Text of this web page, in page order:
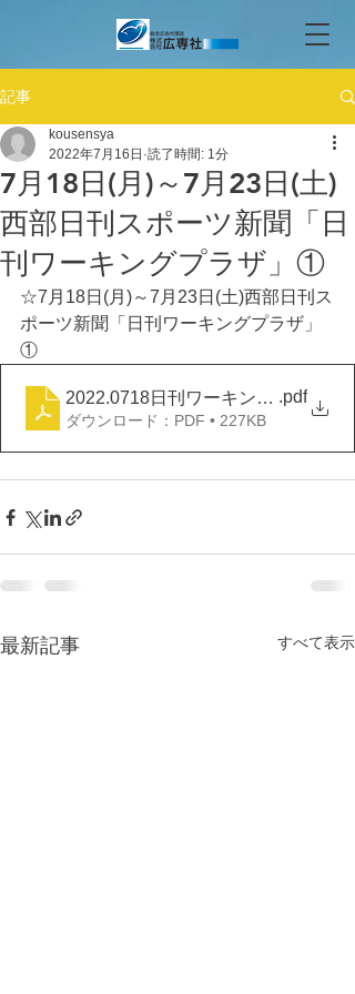
記事
7月18日(月)～7月23日(土)
西部日刊スポーツ新聞「日
刊ワーキングプラザ」①
kousensya
2022年7月16日 読了時間: 1分
☆7月18日(月)～7月23日(土)西部日刊ス
ポーツ新聞「日刊ワーキングプラザ」
①
2022.0718日刊ワーキングプラザ①
.pdf
ダウンロード：PDF • 227KB
最新記事 すべて表示